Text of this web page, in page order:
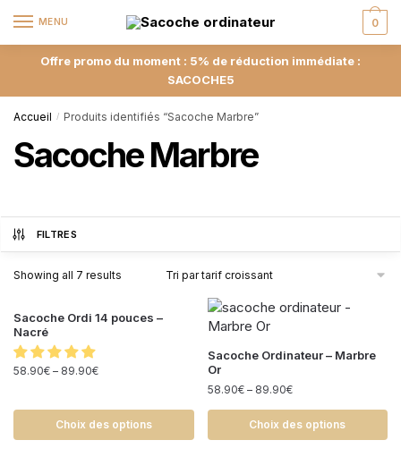
MENU 0
Offre promo du moment : 5% de réduction immédiate :
SACOCHE5
Accueil / Produits identifiés “Sacoche Marbre”
Sacoche Marbre
FILTRES
Showing all 7 results
Sacoche Ordi 14 pouces –
Nacré
58.90€ – 89.90€
Choix des options
Sacoche Ordinateur – Marbre
Or
58.90€– 89.90€
Choix des options